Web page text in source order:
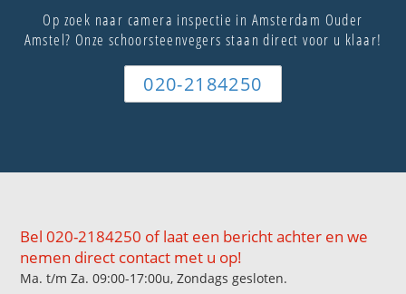
Op zoek naar camera inspectie in Amsterdam Ouder
Amstel? Onze schoorsteenvegers staan direct voor u klaar!
020-2184250
Bel 020-2184250 of laat een bericht achter en we
nemen direct contact met u op!
Ma. t/m Za. 09:00-17:00u, Zondags gesloten.